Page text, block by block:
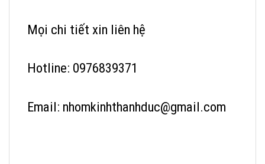
Mọi chi tiết xin liên hệ
Hotline: 0976839371
Email: nhomkinhthanhduc@gmail.com